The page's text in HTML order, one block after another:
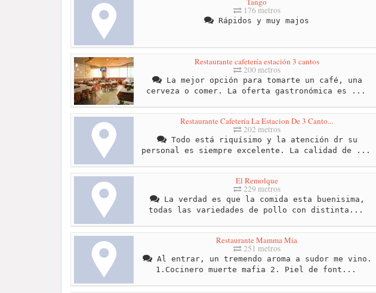
176 metros
Rápidos y muy majos
Restaurante cafetería estación 3 cantos
200 metros
La mejor opción para tomarte un café, una
cerveza o comer. La oferta gastronómica es ...
Restaurante Cafetería La Estacion De 3 Canto...
202 metros
Todo está riquísimo y la atención dr su
personal es siempre excelente. La calidad de ...
El Remolque
229 metros
La verdad es que la comida esta buenisima,
todas las variedades de pollo con distinta...
Restaurante Mamma Mia
251 metros
Al entrar, un tremendo aroma a sudor me vino.
1.Cocinero muerte mafia 2. Piel de font...